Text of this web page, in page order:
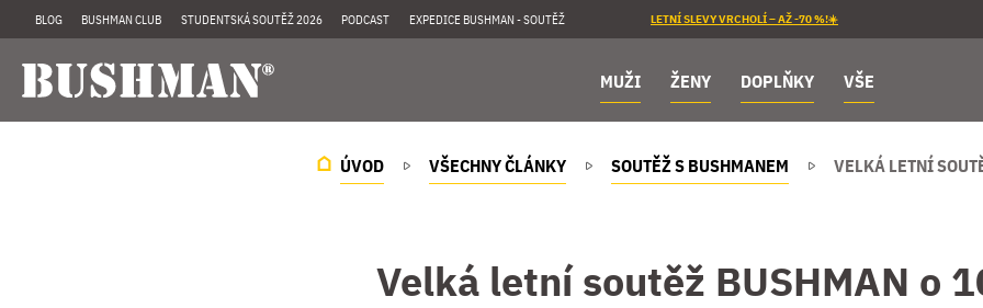
BLOG BUSHMAN CLUB STUDENTSKÁ SOUTĚŽ 2026 PODCAST EXPEDICE BUSHMAN - SOUTĚŽ LETNÍ SLEVY VRCHOLÍ – AŽ -70 %!☀️
MUŽI ŽENY DOPLŇKY VŠE
ÚVOD VŠECHNY ČLÁNKY SOUTĚŽ S BUSHMANEM VELKÁ LETNÍ
Velká letní soutěž BUSHMAN o